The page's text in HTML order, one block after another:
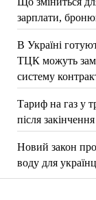
зарплати,
В Україні
ТЦК можуть
систему
Тариф на газ у
після
Новий закон
воду для